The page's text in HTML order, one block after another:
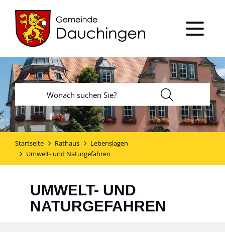
Startseite Rathaus
Lebenslagen
Umwelt- und Naturgefahren
UMWELT- UND
NATURGEFAHREN